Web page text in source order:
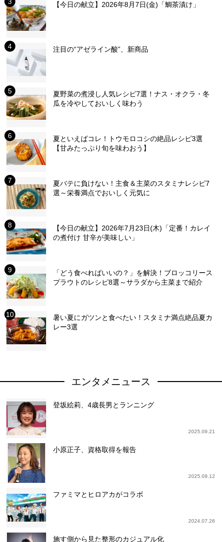
【今日の献立】2026年8月7日(金)「鯛茶漬け」
注目の“アゼライン酸”、新商品
夏野菜の煮浸し人気レシピ7選！ナス・オクラ・冬
瓜を冷やしておいしく味わう
夏といえばコレ！トウモロコシの絶品レシピ3選
【甘みたっぷり旬を味わおう】
夏バテに負けない！主食＆主菜のスタミナレシピ7
選～栄養満点でおいしく元気に
【今日の献立】2026年7月23日(木)「定番！カレイ
の煮付け 甘辛が美味しい」
「どう食べればいいの？」を解決！ブロッコリース
プラウトのレシピ8選～サラダから主菜まで紹介
暑い夏にガツンと食べたい！スタミナ満点絶品夏カ
レー3選
エンタメニュース
登坂絵莉、4歳長男とランニング
2025.09.21
小原正子、資格取得を報告
2025.09.12
ファミマとヒロアカがコラボ
2024.07.26
施す側から見た整形のカジュアル化